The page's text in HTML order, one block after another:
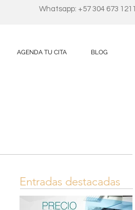
Whatsapp: +57 304 673 1211
AGENDA TU CITA BLOG
Entradas destacadas